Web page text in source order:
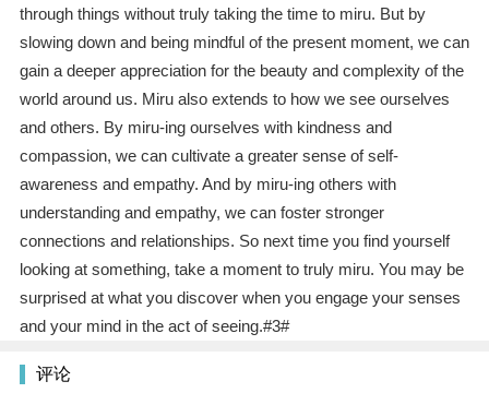
through things without truly taking the time to miru. But by
slowing down and being mindful of the present moment, we can
gain a deeper appreciation for the beauty and complexity of the
world around us. Miru also extends to how we see ourselves
and others. By miru-ing ourselves with kindness and
compassion, we can cultivate a greater sense of self-
awareness and empathy. And by miru-ing others with
understanding and empathy, we can foster stronger
connections and relationships. So next time you find yourself
looking at something, take a moment to truly miru. You may be
surprised at what you discover when you engage your senses
and your mind in the act of seeing.#3#
评论